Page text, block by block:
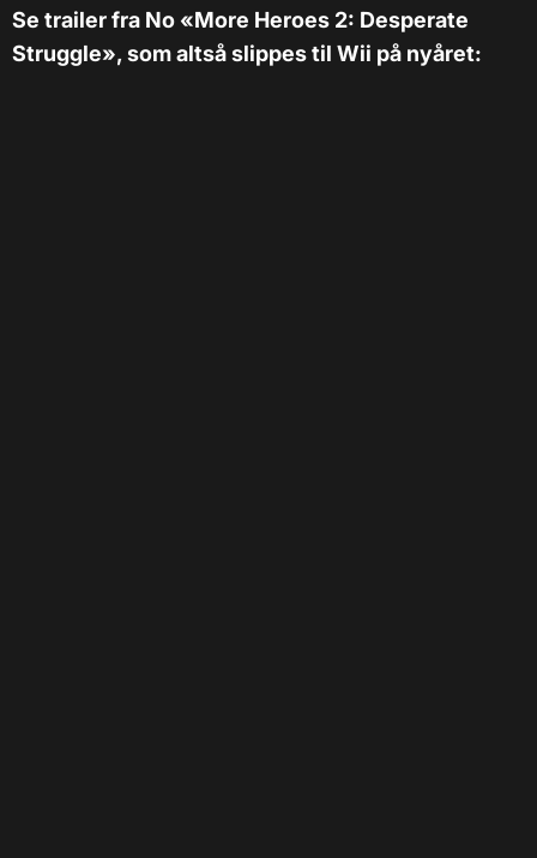
Se trailer fra No «More Heroes 2: Desperate
Struggle», som altså slippes til Wii på nyåret: